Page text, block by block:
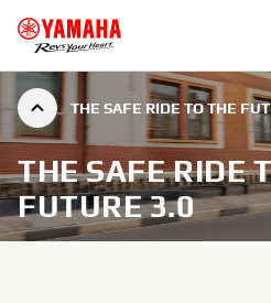
THE SAFE RIDE TO THE
THE SAFE RIDE
FUTURE 3.0